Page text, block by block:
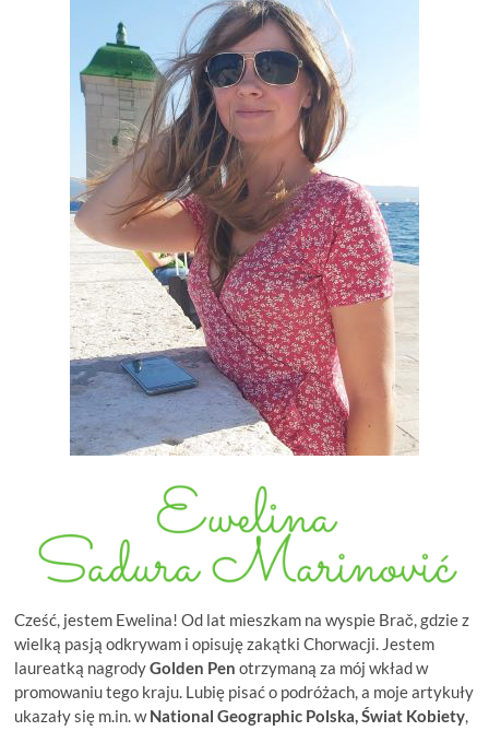
Cześć, jestem Ewelina! Od lat mieszkam na wyspie Brač, gdzie z
wielką pasją odkrywam i opisuję zakątki Chorwacji. Jestem
laureatką nagrodyGolden Penotrzymaną za mój wkład w
promowaniu tego kraju. Lubię pisać o podróżach, a moje artykuły
ukazały się m.in. wNational Geographic Polska, Świat Kobiety,